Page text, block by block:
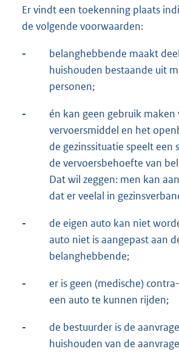
Er vindt een toekenning plaats
de volgende voorwaarden:
-
belanghebbende maakt
huishouden bestaande uit
personen;
-
én kan geen gebruik maken
vervoersmiddel en het
de gezinssituatie speelt een
de vervoersbehoefte van
Dat wil zeggen: men kan
dat er veelal in
-
de eigen auto kan niet
auto niet is aangepast aan
belanghebbende;
-
er is geen (medische)
een auto te kunnen rijden;
-
de bestuurder is de
huishouden van de